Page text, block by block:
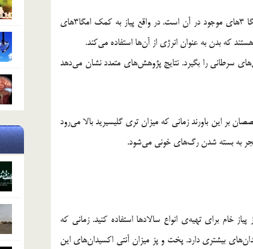
پیاز خواص ضد کلسترولی دارد. این خاصیت پیاز مدیون خواص آنتی‌اکسیدانی و امگا 3های موجود در آن است. در واقع پیاز به کمک امگا3های
که بدن به عنوان انرژی از آن‌ها استفاده می‌کند.
سرطانی را بگیرد. نتایج پژوهش‌های متعدد نشان می‌دهد
بر این باورند زمانی که میزان تری گلیسیرید بالا می‌رود
به بسته شدن رگ‌های خونی می‌شود.
پیاز خام برای تهیه‌ی انواع سالادها استفاده کنید. زمانی که
بیشتری دارد. پخت و پز میزان آنتی اکسیدان‌های این